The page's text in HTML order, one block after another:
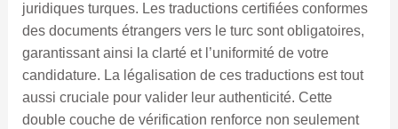
juridiques turques. Les traductions certifiées conformes
des documents étrangers vers le turc sont obligatoires,
garantissant ainsi la clarté et l’uniformité de votre
candidature. La légalisation de ces traductions est tout
aussi cruciale pour valider leur authenticité. Cette
double couche de vérification renforce non seulement